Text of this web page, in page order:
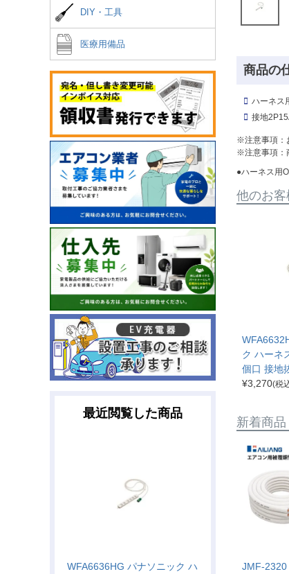
DIY・工具
医療用備品
最近閲覧した商品
WFA6636HG パナソニック ハ
商品の
ハーネス
接地
※注意事項：
※注意事項：
●ハーネス用
他のお
ク ハーネ
個口 接地
¥3,270(税
新着商品
JMF-2320